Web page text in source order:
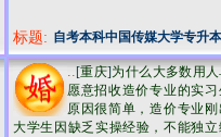
标题: 自考本科中国传媒大学专升
媒体艺术报名拿证条件
..[重庆]为什么大多数用
愿意招收造价专业的实
原因很简单，造价专业
大学生因缺乏实操经验，不能独